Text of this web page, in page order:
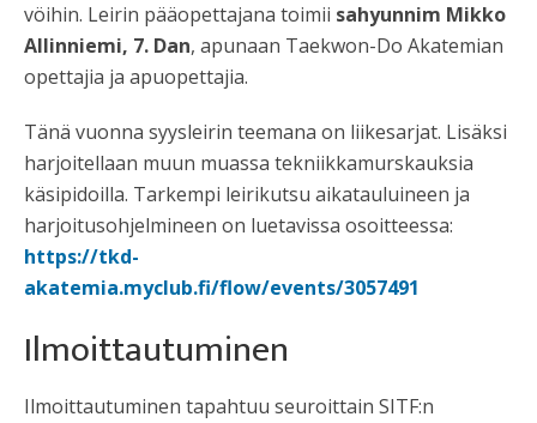
vöihin. Leirin pääopettajana toimii sahyunnim Mikko
Allinniemi, 7. Dan, apunaan Taekwon-Do Akatemian
opettajia ja apuopettajia.
Tänä vuonna syysleirin teemana on liikesarjat. Lisäksi
harjoitellaan muun muassa tekniikkamurskauksia
käsipidoilla. Tarkempi leirikutsu aikatauluineen ja
harjoitusohjelmineen on luetavissa osoitteessa:
https://tkd-
akatemia.myclub.fi/flow/events/3057491
Ilmoittautuminen
Ilmoittautuminen tapahtuu seuroittain SITF:n